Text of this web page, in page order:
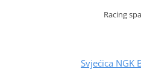
Racing
Svjećica NGK